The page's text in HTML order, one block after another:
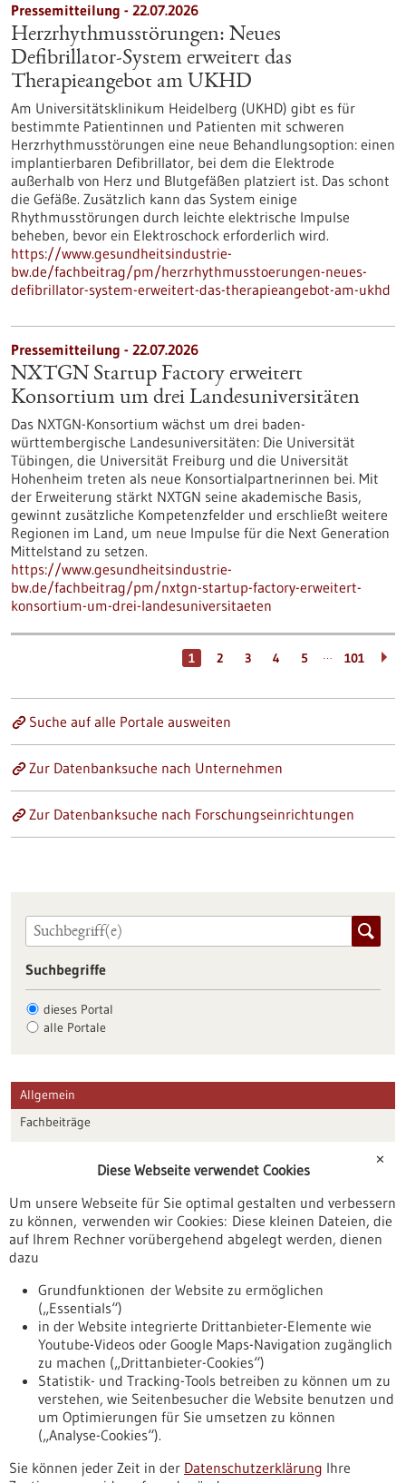
Pressemitteilung - 22.07.2026
Herzrhythmusstörungen: Neues
Defibrillator-System erweitert das
Therapieangebot am UKHD
Am Universitätsklinikum Heidelberg (UKHD) gibt es für
bestimmte Patientinnen und Patienten mit schweren
Herzrhythmusstörungen eine neue Behandlungsoption: einen
implantierbaren Defibrillator, bei dem die Elektrode
außerhalb von Herz und Blutgefäßen platziert ist. Das schont
die Gefäße. Zusätzlich kann das System einige
Rhythmusstörungen durch leichte elektrische Impulse
beheben, bevor ein Elektroschock erforderlich wird.
https://www.gesundheitsindustrie-
bw.de/fachbeitrag/pm/herzrhythmusstoerungen-neues-
defibrillator-system-erweitert-das-therapieangebot-am-ukhd
Pressemitteilung - 22.07.2026
NXTGN Startup Factory erweitert
Konsortium um drei Landesuniversitäten
Das NXTGN-Konsortium wächst um drei baden-
württembergische Landesuniversitäten: Die Universität
Tübingen, die Universität Freiburg und die Universität
Hohenheim treten als neue Konsortialpartnerinnen bei. Mit
der Erweiterung stärkt NXTGN seine akademische Basis,
gewinnt zusätzliche Kompetenzfelder und erschließt weitere
Regionen im Land, um neue Impulse für die Next Generation
Mittelstand zu setzen.
https://www.gesundheitsindustrie-
bw.de/fachbeitrag/pm/nxtgn-startup-factory-erweitert-
konsortium-um-drei-landesuniversitaeten
1 2 3 4 5 … 101
Suche auf alle Portale ausweiten
Zur Datenbanksuche nach Unternehmen
Zur Datenbanksuche nach Forschungseinrichtungen
Suchbegriffe
dieses Portal
alle Portale
Allgemein
Fachbeiträge
Veranstaltungen
Erscheinungsdatum
Nach oben
✕
Diese Webseite verwendet Cookies
Um unsere Webseite für Sie optimal gestalten und verbessern
zu können, verwenden wir Cookies: Diese kleinen Dateien, die
auf Ihrem Rechner vorübergehend abgelegt werden, dienen
dazu
Grundfunktionen der Website zu ermöglichen
(„Essentials“)
in der Website integrierte Drittanbieter-Elemente wie
Youtube-Videos oder Google Maps-Navigation zugänglich
zu machen („Drittanbieter-Cookies“)
Statistik- und Tracking-Tools betreiben zu können um zu
verstehen, wie Seitenbesucher die Website benutzen und
um Optimierungen für Sie umsetzen zu können
(„Analyse-Cookies“).
Sie können jeder Zeit in der Datenschutzerklärung Ihre